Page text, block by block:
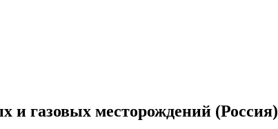
и газовых месторождений (Россия)